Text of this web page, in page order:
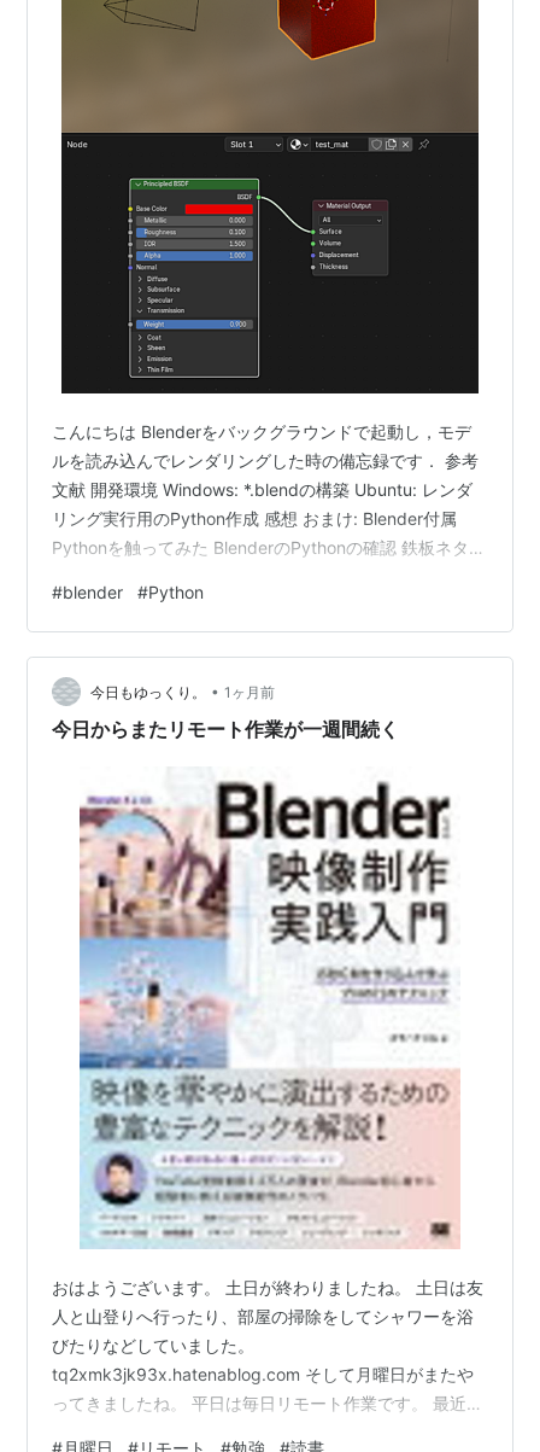
こんにちは Blenderをバックグラウンドで起動し，モデ
ルを読み込んでレンダリングした時の備忘録です． 参考
文献 開発環境 Windows: *.blendの構築 Ubuntu: レンダ
リング実行用のPython作成 感想 おまけ: Blender付属
Pythonを触ってみた BlenderのPythonの確認 鉄板ネタ
んな記事よりGeminiに聞いた方が正確...
gemini.google.com 開発環境 Windows 11 (25H2,
26200.8737) Blender 5.0.1 docker des…
#blender #Python
今日もゆっくり。 • 1ヶ月前
今日からまたリモート作業が一週間続く
おはようございます。 土日が終わりましたね。 土日は友
人と山登りへ行ったり、部屋の掃除をしてシャワーを浴
びたりなどしていました。
tq2xmk3jk93x.hatenablog.com そして月曜日がまたや
ってきましたね。 平日は毎日リモート作業です。 最近は